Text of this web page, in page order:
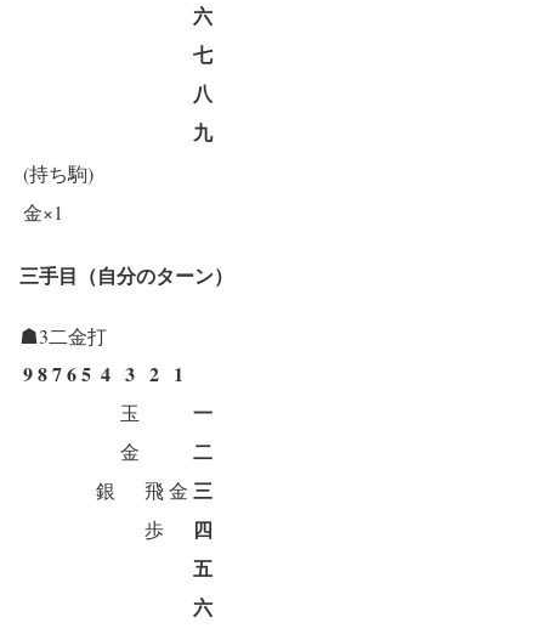
六
七
八
九
(持ち駒)
金×1
三手目（自分のターン）
☗3二金打
98765 4 3 2 1
玉 一
金 二
銀 飛金 三
歩
四
五
六